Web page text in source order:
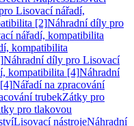
Lisovací nářadí,
[2]Náhradní díly pro
nářadí, kompatibilita
kompatibilita
Náhradní díly pro Lisovací
kompatibilita [4]Náhradní
Nářadí na zpracování
trubekZátky pro
pro tlakovou
Lisovací nástrojeNáhradní